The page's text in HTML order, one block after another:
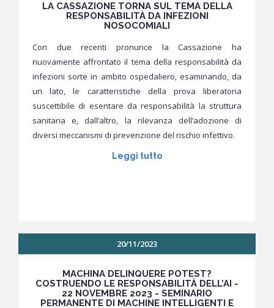
LA CASSAZIONE TORNA SUL TEMA DELLA
RESPONSABILITÀ DA INFEZIONI
NOSOCOMIALI
Con due recenti pronunce la Cassazione ha
nuovamente affrontato il tema della responsabilità da
infezioni sorte in ambito ospedaliero, esaminando, da
un lato, le caratteristiche della prova liberatoria
suscettibile di esentare da responsabilità la struttura
sanitaria e, dall’altro, la rilevanza dell’adozione di
diversi meccanismi di prevenzione del rischio infettivo.
Leggi tutto
20/11/2023
MACHINA DELINQUERE POTEST?
COSTRUENDO LE RESPONSABILITÀ DELL’AI -
22 NOVEMBRE 2023 - SEMINARIO
PERMANENTE DI MACHINE INTELLIGENTI E